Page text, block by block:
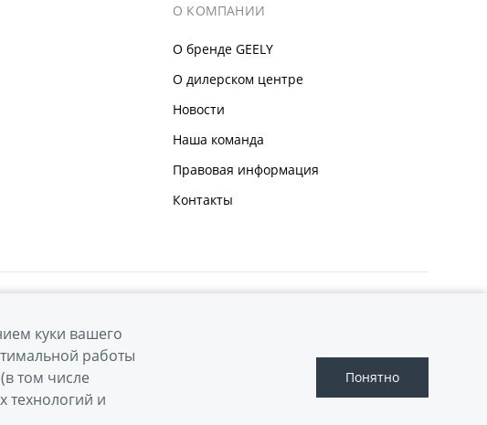
О КОМПАНИИ
О бренде GEELY
О дилерском центре
Новости
Наша команда
Правовая информация
Контакты
куки вашего
работы
том числе
технологий и
Понятно